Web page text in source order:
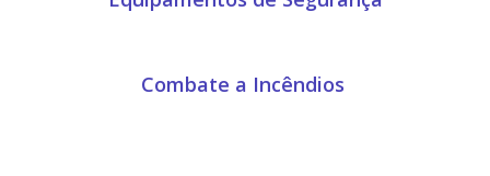
Combate a Incêndios